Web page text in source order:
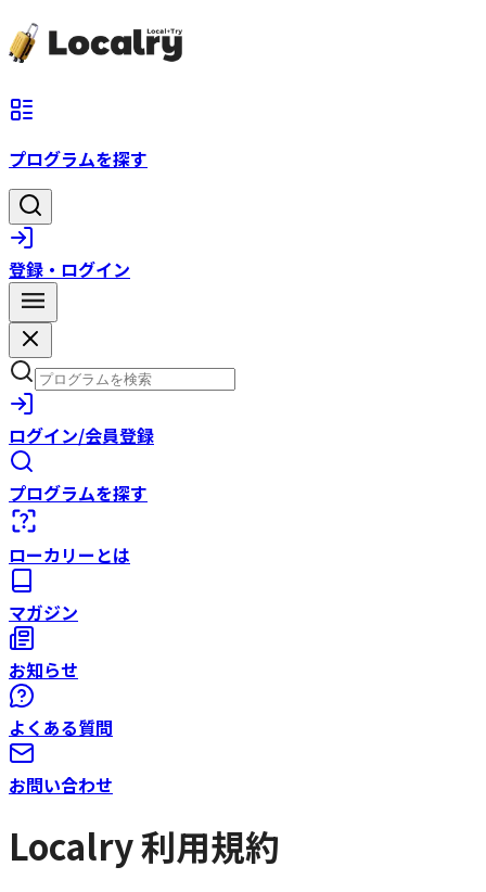
プログラムを探す
登録・ログイン
ログイン/会員登録
プログラムを探す
ローカリーとは
マガジン
お知らせ
よくある質問
お問い合わせ
Localry 利用規約